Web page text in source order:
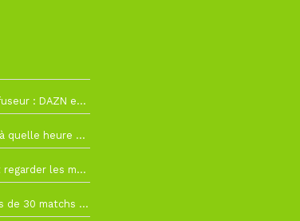
La Liga change de diffuseur : DAZN et Disney+ remplacent beIN Sports !
RC Lens – Villarreal : à quelle heure et sur quelle chaîne voir la finale de la Como Cup ?
Como Cup : comment regarder les matchs du RC Lens en direct ?
Ligue 1+ diffusera plus de 30 matchs amicaux avant la reprise de la Ligue 1